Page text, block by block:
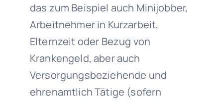
das zum Beispiel auch Minijobber,
Arbeitnehmer in Kurzarbeit,
Elternzeit oder Bezug von
Krankengeld, aber auch
Versorgungsbeziehende und
ehrenamtlich Tätige (sofern